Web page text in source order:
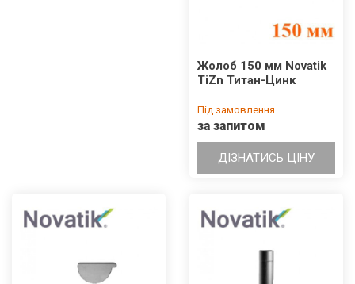
Жолоб 150 мм Novatik
TiZn Титан-Цинк
Під замовлення
за запитом
ДІЗНАТИСЬ ЦІНУ